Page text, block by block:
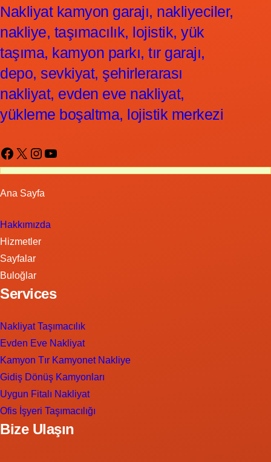
Nakliyat kamyon garajı, nakliyeciler,
nakliye, taşımacılık, lojistik, yük
taşıma, kamyon parkı, tır garajı,
depo, sevkiyat, şehirlerarası
nakliyat, evden eve nakliyat,
yükleme boşaltma, lojistik merkezi
Facebook X Instagram YouTube
Ana Sayfa
Hakkımızda
Hizmetler
Sayfalar
Buloğlar
Services
Nakliyat Taşımacılık
Evden Eve Nakliyat
Kamyon Tır Kamyonet Nakliye
Gidiş Dönüş Kamyonları
Uygun Fitalı Nakliyat
Ofis İşyeri Taşımacılığı
Bize Ulaşın